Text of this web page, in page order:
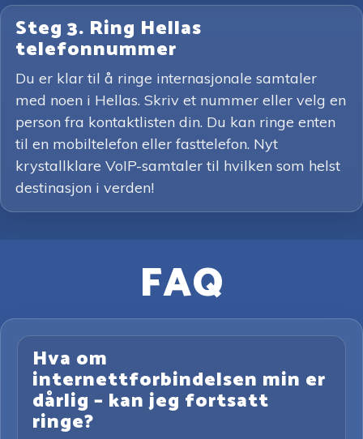
Steg 3. Ring Hellas
telefonnummer
Du er klar til å ringe internasjonale samtaler
med noen i Hellas. Skriv et nummer eller velg en
person fra kontaktlisten din. Du kan ringe enten
til en mobiltelefon eller fasttelefon. Nyt
krystallklare VoIP-samtaler til hvilken som helst
destinasjon i verden!
FAQ
Hva om
internettforbindelsen min er
dårlig – kan jeg fortsatt
ringe?